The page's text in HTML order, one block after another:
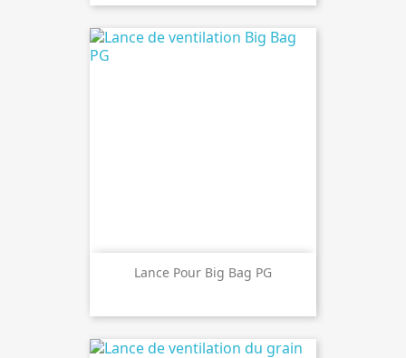
Lance Pour Big Bag PG